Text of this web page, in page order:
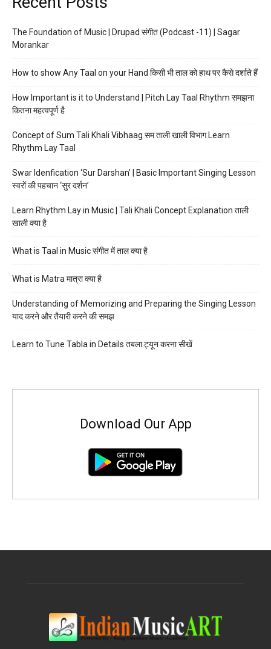
The Foundation of Music | Drupad संगीत (Podcast -11) | Sagar
Morankar
How to show Any Taal on your Hand किसी भी ताल को हाथ पर कैसे दर्शाते हैं
How Important is it to Understand | Pitch Lay Taal Rhythm समझना
कितना महत्वपूर्ण है
Concept of Sum Tali Khali Vibhaag सम ताली खाली विभाग Learn
Rhythm Lay Taal
Swar Idenfication ‘Sur Darshan’ | Basic Important Singing Lesson
स्वरों की पहचान ‘सुर दर्शन’
Learn Rhythm Lay in Music | Tali Khali Concept Explanation ताली
खाली क्या है
What is Taal in Music संगीत में ताल क्या है
What is Matra मात्रा क्या है
Understanding of Memorizing and Preparing the Singing Lesson
याद करने और तैयारी करने की समझ
Learn to Tune Tabla in Details तबला ट्यून करना सीखें
Download Our App